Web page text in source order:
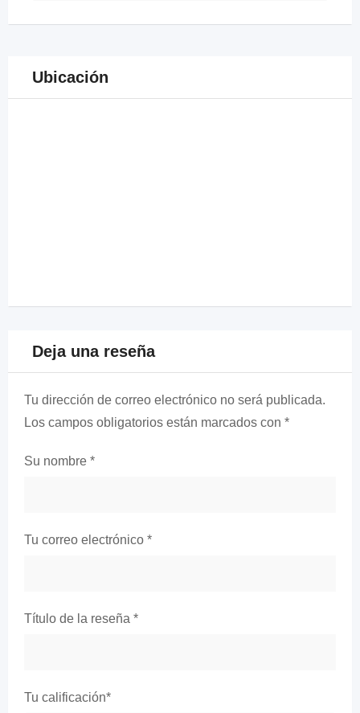
Ubicación
Deja una reseña
Tu dirección de correo electrónico no será publicada.
Los campos obligatorios están marcados con *
Su nombre *
Tu correo electrónico *
Título de la reseña *
Tu calificación*